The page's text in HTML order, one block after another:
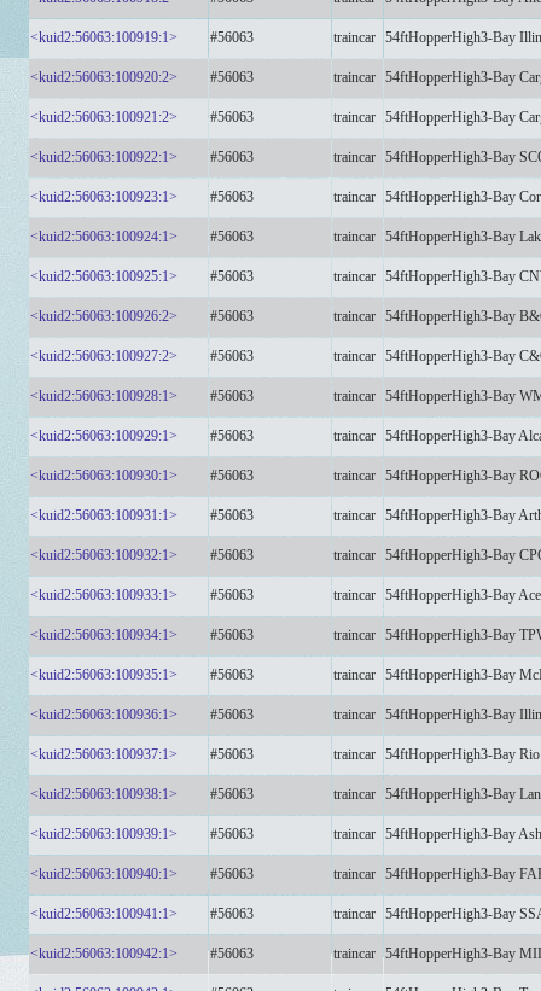
<kuid2:56063:100919:1> #56063 traincar 54ftHopperHigh3-Bay
<kuid2:56063:100920:2> #56063 traincar 54ftHopperHigh3-Bay
<kuid2:56063:100921:2> #56063 traincar 54ftHopperHigh3-Bay
<kuid2:56063:100922:1> #56063 traincar 54ftHopperHigh3-Bay
<kuid2:56063:100923:1> #56063 traincar 54ftHopperHigh3-Bay
<kuid2:56063:100924:1> #56063 traincar 54ftHopperHigh3-Bay
<kuid2:56063:100925:1> #56063 traincar 54ftHopperHigh3-Bay
<kuid2:56063:100926:2> #56063 traincar 54ftHopperHigh3-Bay
<kuid2:56063:100927:2> #56063 traincar 54ftHopperHigh3-Bay
<kuid2:56063:100928:1> #56063 traincar 54ftHopperHigh3-Bay
<kuid2:56063:100929:1> #56063 traincar 54ftHopperHigh3-Bay
<kuid2:56063:100930:1> #56063 traincar 54ftHopperHigh3-Bay
<kuid2:56063:100931:1> #56063 traincar 54ftHopperHigh3-Bay
<kuid2:56063:100932:1> #56063 traincar 54ftHopperHigh3-Bay
<kuid2:56063:100933:1> #56063 traincar 54ftHopperHigh3-Bay
<kuid2:56063:100934:1> #56063 traincar 54ftHopperHigh3-Bay
<kuid2:56063:100935:1> #56063 traincar 54ftHopperHigh3-Bay
<kuid2:56063:100936:1> #56063 traincar 54ftHopperHigh3-Bay
<kuid2:56063:100937:1> #56063 traincar 54ftHopperHigh3-Bay Rio
<kuid2:56063:100938:1> #56063 traincar 54ftHopperHigh3-Bay
<kuid2:56063:100939:1> #56063 traincar 54ftHopperHigh3-Bay
<kuid2:56063:100940:1> #56063 traincar 54ftHopperHigh3-Bay
<kuid2:56063:100941:1> #56063 traincar 54ftHopperHigh3-Bay
<kuid2:56063:100942:1> #56063 traincar 54ftHopperHigh3-Bay